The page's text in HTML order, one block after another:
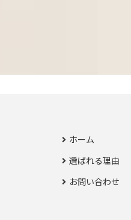
ホーム
選ばれる理由
お問い合わせ